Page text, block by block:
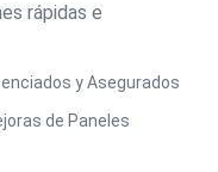
rápidas e
y Asegurados
de Paneles